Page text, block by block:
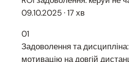
09.10.2025 · 17 хв
01
Задоволення та
мотивацію на довгій